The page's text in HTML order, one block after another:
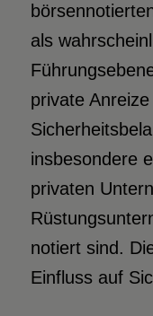
als
private
insbesondere
privaten
notiert sind.
Einfluss auf